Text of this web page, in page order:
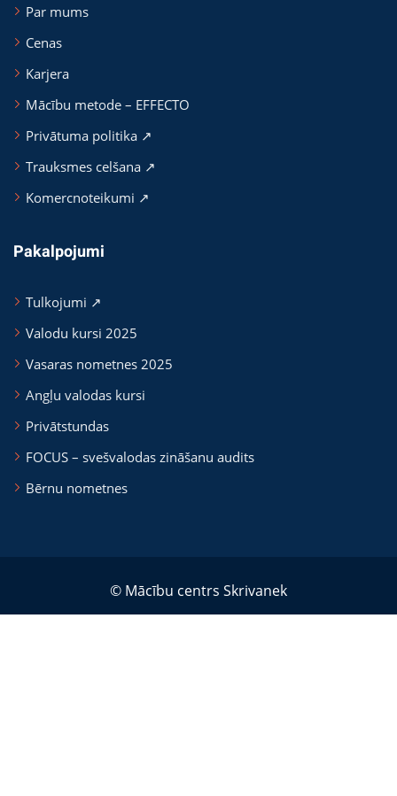
Par mums
Cenas
Karjera
Mācību metode – EFFECTO
Privātuma politika ↗
Trauksmes celšana ↗
Komercnoteikumi ↗
Pakalpojumi
Tulkojumi ↗
Valodu kursi 2025
Vasaras nometnes 2025
Angļu valodas kursi
Privātstundas
FOCUS – svešvalodas zināšanu audits
Bērnu nometnes
© Mācību centrs Skrivanek